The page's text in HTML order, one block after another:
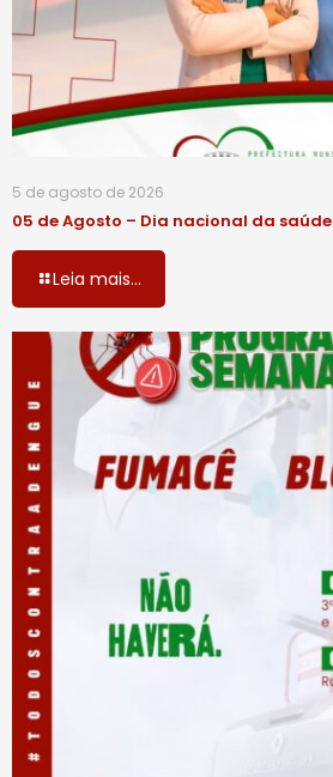
5 de agosto de 2026
05 de Agosto – Dia nacional da saúde
Leia mais...